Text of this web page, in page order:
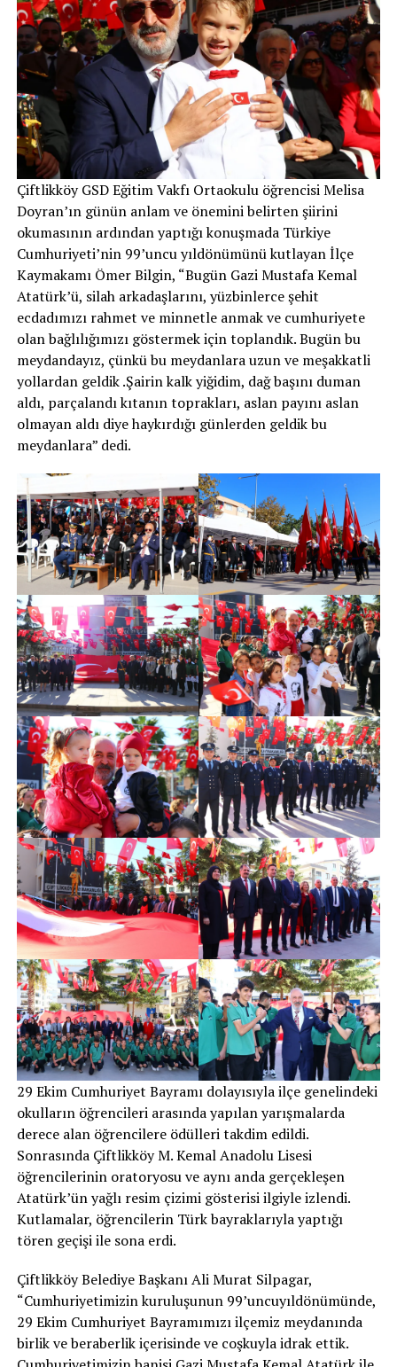
Çiftlikköy GSD Eğitim Vakfı Ortaokulu öğrencisi Melisa
Doyran’ın günün anlam ve önemini belirten şiirini
okumasının ardından yaptığı konuşmada Türkiye
Cumhuriyeti’nin 99’uncu yıldönümünü kutlayan İlçe
Kaymakamı Ömer Bilgin, “Bugün Gazi Mustafa Kemal
Atatürk’ü, silah arkadaşlarını, yüzbinlerce şehit
ecdadımızı rahmet ve minnetle anmak ve cumhuriyete
olan bağlılığımızı göstermek için toplandık. Bugün bu
meydandayız, çünkü bu meydanlara uzun ve meşakkatli
yollardan geldik .Şairin kalk yiğidim, dağ başını duman
aldı, parçalandı kıtanın toprakları, aslan payını aslan
olmayan aldı diye haykırdığı günlerden geldik bu
meydanlara” dedi.
29 Ekim Cumhuriyet Bayramı dolayısıyla ilçe genelindeki
okulların öğrencileri arasında yapılan yarışmalarda
derece alan öğrencilere ödülleri takdim edildi.
Sonrasında Çiftlikköy M. Kemal Anadolu Lisesi
öğrencilerinin oratoryosu ve aynı anda gerçekleşen
Atatürk’ün yağlı resim çizimi gösterisi ilgiyle izlendi.
Kutlamalar, öğrencilerin Türk bayraklarıyla yaptığı
tören geçişi ile sona erdi.
Çiftlikköy Belediye Başkanı Ali Murat Silpagar,
“Cumhuriyetimizin kuruluşunun 99’uncuyıldönümünde,
29 Ekim Cumhuriyet Bayramımızı ilçemiz meydanında
birlik ve beraberlik içerisinde ve coşkuyla idrak ettik.